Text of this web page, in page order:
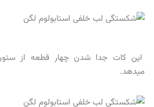
این کات جدا شدن چهار قطعه از
میدهد.